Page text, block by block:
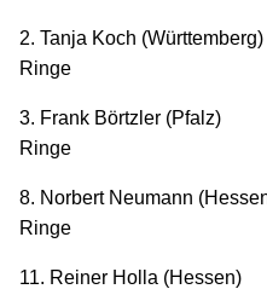
2. Tanja Koch
Ringe
3. Frank
Ringe
8. Norbert
Ringe
11. Reiner